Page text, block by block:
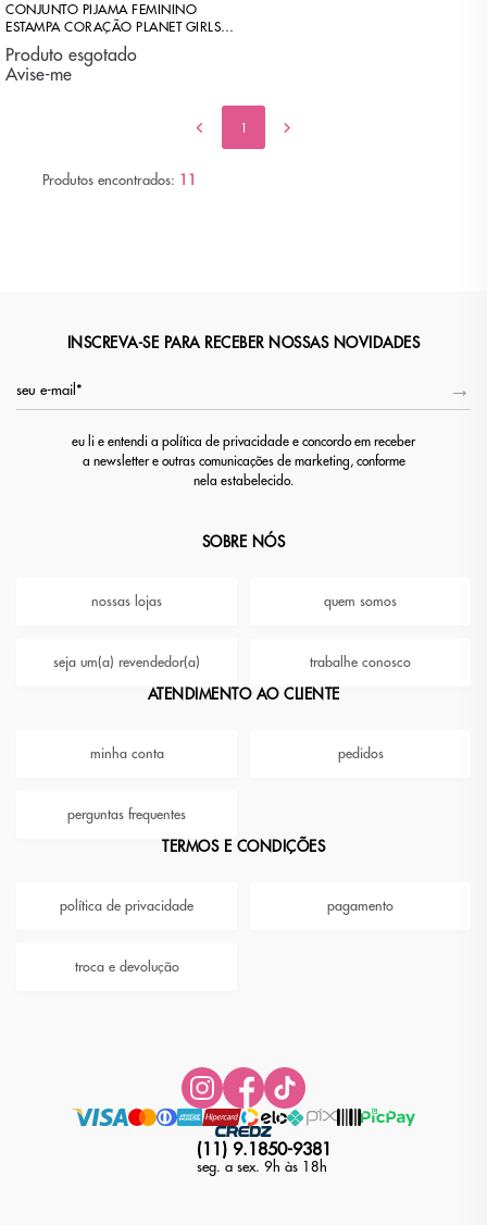
CONJUNTO PIJAMA FEMININO
ESTAMPA CORAÇÃO PLANET GIRLS
ESTAMPADO
Produto esgotado
Avise-me
1
Produtos encontrados: 11
INSCREVA-SE PARA RECEBER NOSSAS NOVIDADES
eu li e entendi a política de privacidade e concordo em receber
a newsletter e outras comunicações de marketing, conforme
nela estabelecido.
SOBRE NÓS
nossas lojas quem somos
seja um(a) revendedor(a) trabalhe conosco
ATENDIMENTO AO CLIENTE
minha conta pedidos
perguntas frequentes
TERMOS E CONDIÇÕES
política de privacidade pagamento
troca e devolução
(11) 9.1850-9381
seg. a sex. 9h às 18h